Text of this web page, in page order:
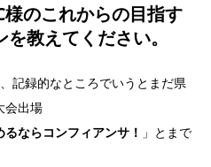
のこれからの目指す
教えてください。
記録的なところでいうとまだ県
会出場
ならコンフィアンサ！ 」とまで